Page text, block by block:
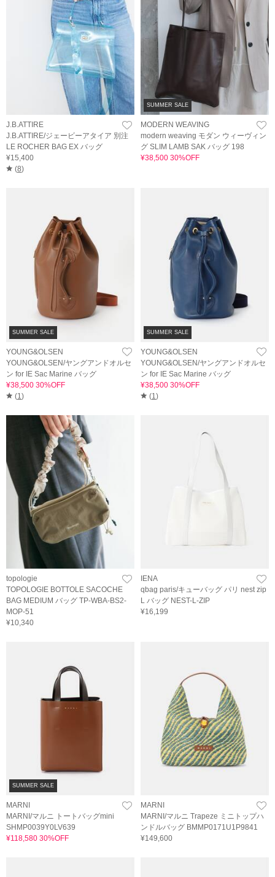
J.B.ATTIRE
J.B.ATTIRE/ジェービーアタイア 別注
LE ROCHER BAG EX バッグ
¥15,400
(8)
SUMMER SALE
MODERN WEAVING
modern weaving モダン ウィーヴィン
グ SLIM LAMB SAK バッグ 198
¥38,500 30%OFF
SUMMER SALE
YOUNG&OLSEN
YOUNG&OLSEN/ヤングアンドオルセ
ン for IE Sac Marine バッグ
¥38,500 30%OFF
(1 )
SUMMER SALE
YOUNG&OLSEN
YOUNG&OLSEN/ヤングアンドオルセ
ン for IE Sac Marine バッグ
¥38,500 30%OFF
(1 )
topologie
TOPOLOGIE BOTTOLE SACOCHE
BAG MEDIUM バッグ TP-WBA-BS2-
MOP-51
¥10,340
IENA
qbag paris/キューバッグ パリ nest zip
L バッグ NEST-L-ZIP
¥16,199
SUMMER SALE
MARNI
MARNI/マルニ トートバッグmini
SHMP0039Y0LV639
¥118,580 30%OFF
MARNI
MARNI/マルニ Trapeze ミニトップハ
ンドルバッグ BMMP0171U1P9841
¥149,600